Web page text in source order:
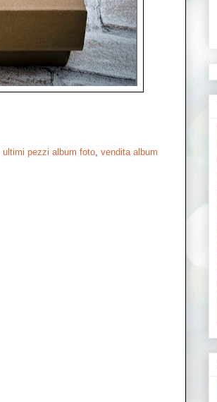
ultimi pezzi album foto, vendita album